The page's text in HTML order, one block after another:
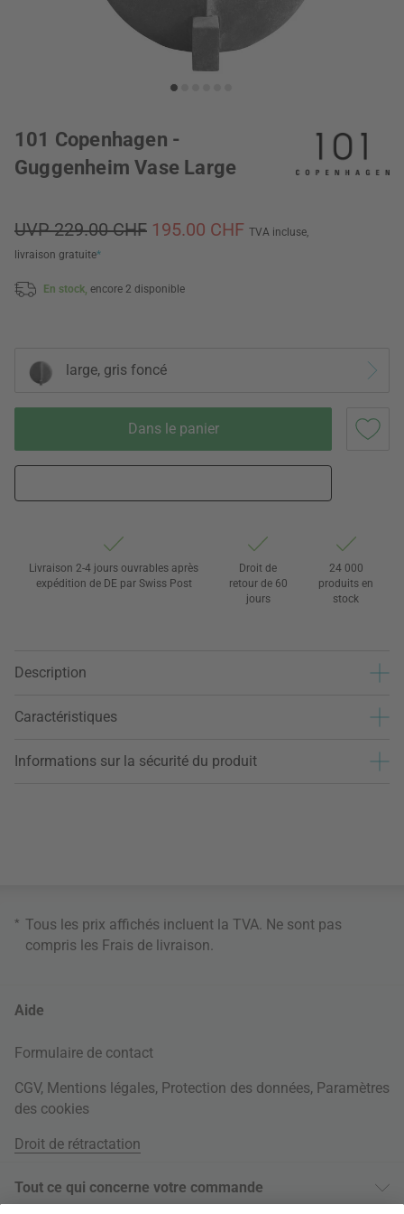
101 Copenhagen -
Guggenheim Vase Large
UVP 229.00 CHF 195.00 CHF TVA incluse,
livraison gratuite*
En stock, encore 2 disponible
large, gris foncé
Dans le panier
Livraison 2-4 jours ouvrables après
expédition de DE par Swiss Post
Droit de
retour de 60
jours
24 000
produits en
stock
Description
Caractéristiques
Informations sur la sécurité du produit
* Tous les prix affichés incluent la TVA. Ne sont pas
compris les Frais de livraison
Aide
Formulaire de contact
CGV, Mentions légales, Protection des données, Paramètres
des cookies
Droit de rétractation
Tout ce qui concerne votre commande